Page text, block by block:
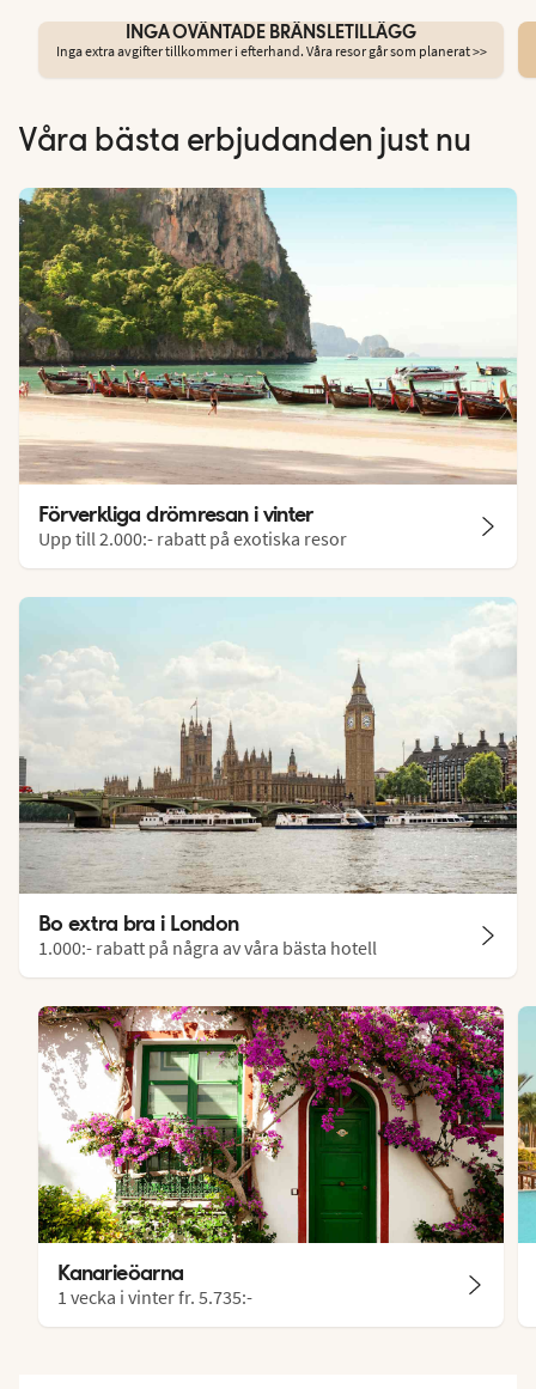
INGA OVÄNTADE BRÄNSLETILLÄGG
Inga extra avgifter tillkommer i efterhand. Våra resor går som planerat >>
Våra bästa erbjudanden just nu
Förverkliga drömresan i vinter
Upp till 2.000:- rabatt på exotiska resor
Bo extra bra i London
1.000:- rabatt på några av våra bästa hotell
Kanarieöarna
1 vecka i vinter fr. 5.735:-